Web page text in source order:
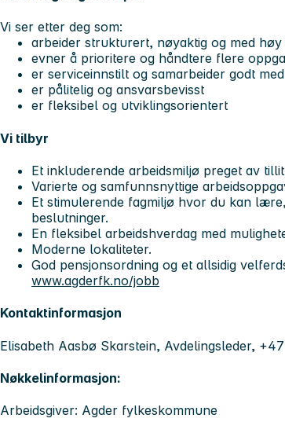
Vi ser etter deg som:
arbeider strukturert, nøyaktig og med
evner å prioritere og håndtere flere
er serviceinnstilt og samarbeider godt
er pålitelig og ansvarsbevisst
er fleksibel og utviklingsorientert
Vi tilbyr
Et inkluderende arbeidsmiljø preget av
Varierte og samfunnsnyttige
Et stimulerende fagmiljø hvor du kan
beslutninger.​
En fleksibel arbeidshverdag med
Moderne lokaliteter. ​
God pensjonsordning og et allsidig
www.agderfk.no/jobb
Kontaktinformasjon
Elisabeth Aasbø Skarstein, Avdelingsleder,
Nøkkelinformasjon:
Arbeidsgiver: Agder fylkeskommune